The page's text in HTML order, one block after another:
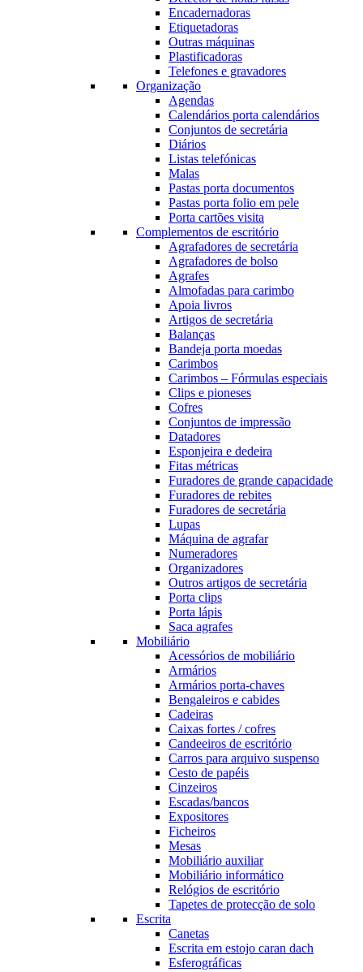
Encadernadoras
Etiquetadoras
Outras máquinas
Plastificadoras
Telefones e gravadores
Organização
Agendas
Calendários porta calendários
Conjuntos de secretária
Diários
Listas telefónicas
Malas
Pastas porta documentos
Pastas porta folio em pele
Porta cartões visita
Complementos de escritório
Agrafadores de secretária
Agrafadores de bolso
Agrafes
Almofadas para carimbo
Apoia livros
Artigos de secretária
Balanças
Bandeja porta moedas
Carimbos
Carimbos – Fórmulas especiais
Clips e pioneses
Cofres
Conjuntos de impressão
Datadores
Esponjeira e dedeira
Fitas métricas
Furadores de grande capacidade
Furadores de rebites
Furadores de secretária
Lupas
Máquina de agrafar
Numeradores
Organizadores
Outros artigos de secretária
Porta clips
Porta lápis
Saca agrafes
Mobiliário
Acessórios de mobiliário
Armários
Armários porta-chaves
Bengaleiros e cabides
Cadeiras
Caixas fortes / cofres
Candeeiros de escritório
Carros para arquivo suspenso
Cesto de papéis
Cinzeiros
Escadas/bancos
Expositores
Ficheiros
Mesas
Mobiliário auxiliar
Mobiliário informático
Relógios de escritório
Tapetes de protecção de solo
Escrita
Canetas
Escrita em estojo caran dach
Esferográficas